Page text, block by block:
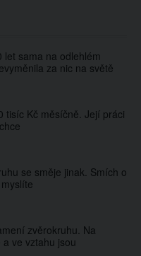
let sama na odlehlém
za nic na světě
tisíc Kč měsíčně. Její práci
se směje jinak. Smích o
zvěrokruhu. Na
ve vztahu jsou